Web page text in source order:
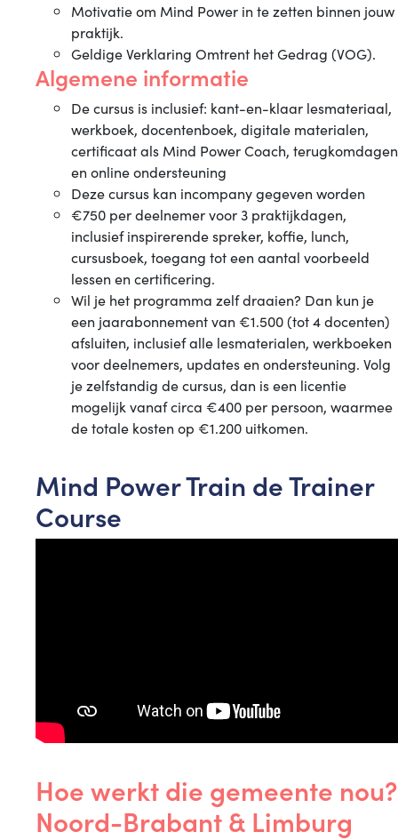
Motivatie om Mind Power in te zetten binnen jouw
praktijk.
Geldige Verklaring Omtrent het Gedrag (VOG).
Algemene informatie
De cursus is inclusief: kant-en-klaar lesmateriaal,
werkboek, docentenboek, digitale materialen,
certificaat als Mind Power Coach, terugkomdagen
en online ondersteuning
Deze cursus kan incompany gegeven worden
€750 per deelnemer voor 3 praktijkdagen,
inclusief inspirerende spreker, koffie, lunch,
cursusboek, toegang tot een aantal voorbeeld
lessen en certificering.
Wil je het programma zelf draaien? Dan kun je
een jaarabonnement van €1.500 (tot 4 docenten)
afsluiten, inclusief alle lesmaterialen, werkboeken
voor deelnemers, updates en ondersteuning. Volg
je zelfstandig de cursus, dan is een licentie
mogelijk vanaf circa €400 per persoon, waarmee
de totale kosten op €1.200 uitkomen.
Mind Power Train de Trainer
Course
Hoe werkt die gemeente nou?
Noord-Brabant & Limburg